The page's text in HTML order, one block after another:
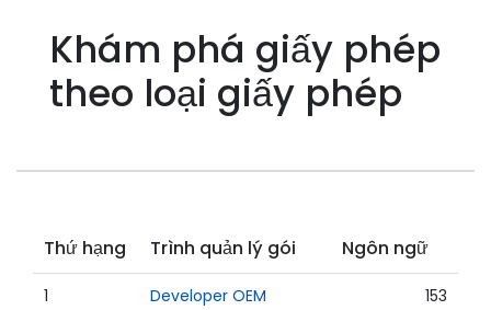
Khám phá giấy phép
theo loại giấy phép
Thứ hạng Trình quản lý gói Ngôn ngữ
1 Developer OEM 153